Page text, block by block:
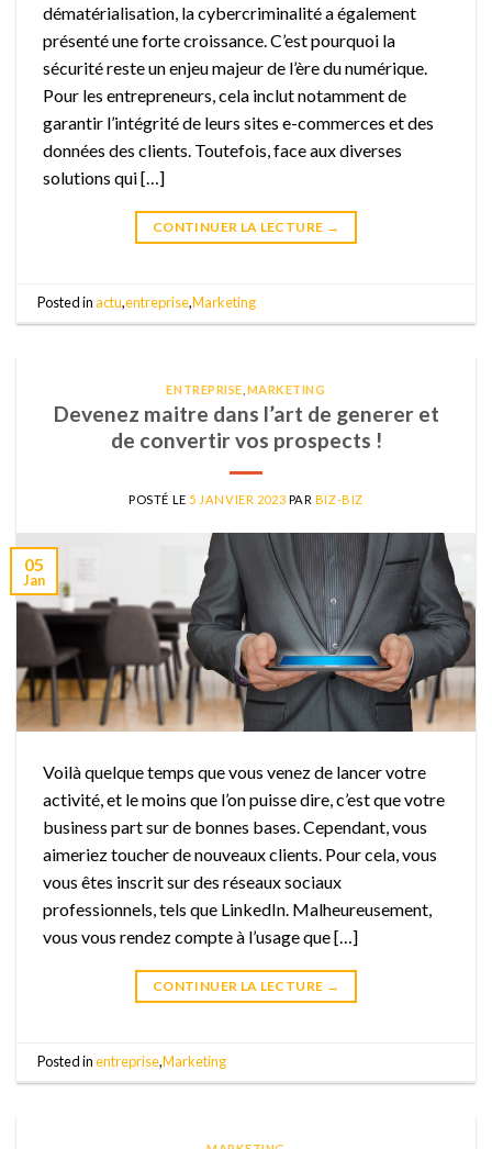
dématérialisation, la cybercriminalité a également
présenté une forte croissance. C’est pourquoi la
sécurité reste un enjeu majeur de l’ère du numérique.
Pour les entrepreneurs, cela inclut notamment de
garantir l’intégrité de leurs sites e-commerces et des
données des clients. Toutefois, face aux diverses
solutions qui […]
CONTINUER LA LECTURE →
Posted inactu,entreprise,Marketing
ENTREPRISE MARKETING
Devenez maitre dans l’art de generer et
de convertir vos prospects !
POSTÉ LE 5 JANVIER 2023 PAR BIZ-BIZ
05
Jan
Voilà quelque temps que vous venez de lancer votre
activité, et le moins que l’on puisse dire, c’est que votre
business part sur de bonnes bases. Cependant, vous
aimeriez toucher de nouveaux clients. Pour cela, vous
vous êtes inscrit sur des réseaux sociaux
professionnels, tels que LinkedIn. Malheureusement,
vous vous rendez compte à l’usage que […]
CONTINUER LA LECTURE →
Posted inentreprise,Marketing